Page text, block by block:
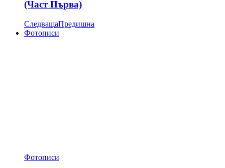
(Част Първа)
СледващаПредишна
Фотописи
Фотописи